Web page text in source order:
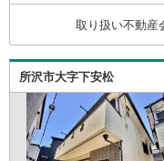
に安心を提案し
ご自分の目で確
材を使用してイ
取り扱い不動産
所沢市大字下安松